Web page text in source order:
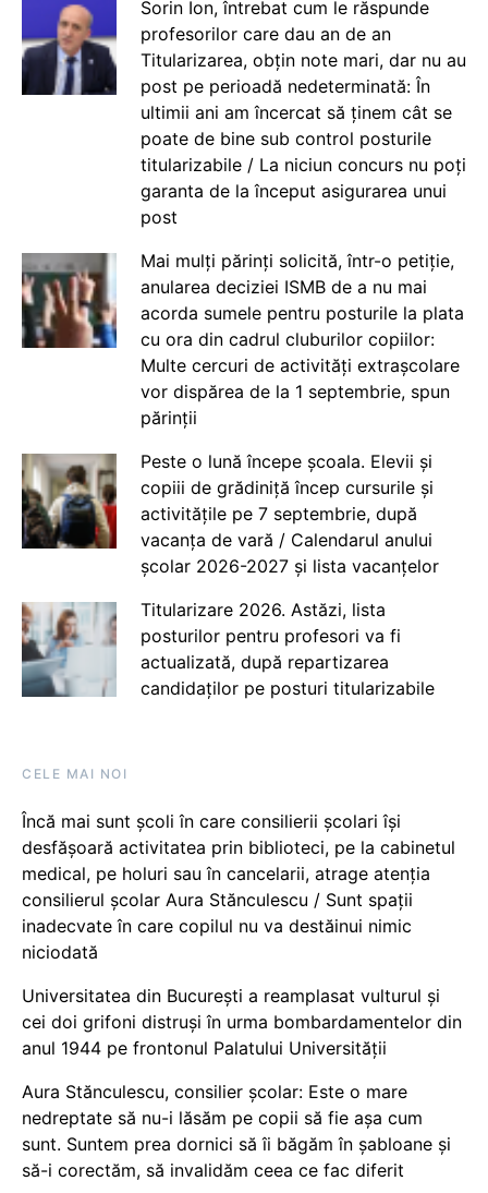
Sorin Ion, întrebat cum le răspunde
profesorilor care dau an de an
Titularizarea, obțin note mari, dar nu au
post pe perioadă nedeterminată: În
ultimii ani am încercat să ținem cât se
poate de bine sub control posturile
titularizabile / La niciun concurs nu poți
garanta de la început asigurarea unui
post
Mai mulți părinți solicită, într-o petiție,
anularea deciziei ISMB de a nu mai
acorda sumele pentru posturile la plata
cu ora din cadrul cluburilor copiilor:
Multe cercuri de activități extrașcolare
vor dispărea de la 1 septembrie, spun
părinții
Peste o lună începe școala. Elevii și
copiii de grădiniță încep cursurile și
activitățile pe 7 septembrie, după
vacanța de vară / Calendarul anului
școlar 2026-2027 și lista vacanțelor
Titularizare 2026. Astăzi, lista
posturilor pentru profesori va fi
actualizată, după repartizarea
candidaților pe posturi titularizabile
CELE MAI NOI
Încă mai sunt școli în care consilierii școlari își
desfășoară activitatea prin biblioteci, pe la cabinetul
medical, pe holuri sau în cancelarii, atrage atenția
consilierul școlar Aura Stănculescu / Sunt spații
inadecvate în care copilul nu va destăinui nimic
niciodată
Universitatea din București a reamplasat vulturul și
cei doi grifoni distruși în urma bombardamentelor din
anul 1944 pe frontonul Palatului Universității
Aura Stănculescu, consilier școlar: Este o mare
nedreptate să nu-i lăsăm pe copii să fie așa cum
sunt. Suntem prea dornici să îi băgăm în șabloane și
să-i corectăm, să invalidăm ceea ce fac diferit